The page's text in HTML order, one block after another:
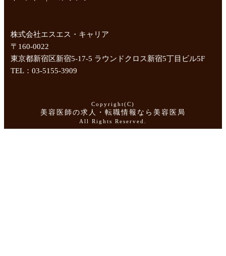
株式会社エスエス・キャリア
〒160-0022
東京都新宿区新宿5-17-5 ラウンドクロス新宿5丁目ビル5F
TEL：03-5155-3909
Copyright(C)
美容医師の求人・転職情報なら美容医局
All Rights Reserved.